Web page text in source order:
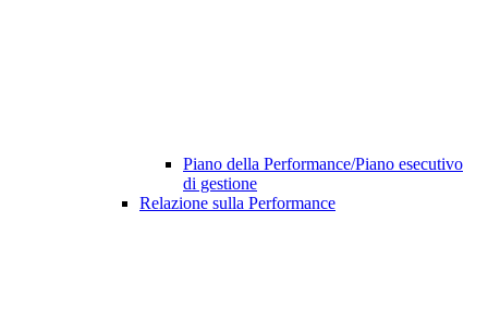
Piano della Performance/Piano esecutivo
di gestione
Relazione sulla Performance